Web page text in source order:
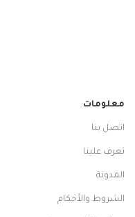
معلومات
اتصل بنا
تعرف علينا
المدونة
الشروط والأحكام